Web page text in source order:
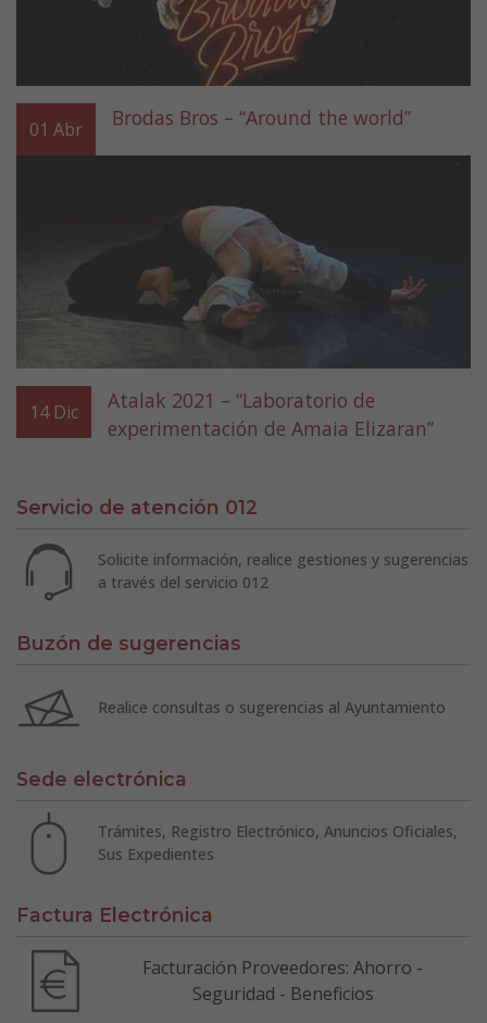
01 Abr Brodas Bros – “Around the world”
14 Dic
Atalak 2021 – “Laboratorio de
experimentación de Amaia Elizaran”
Servicio de atención 012
Solicite información, realice gestiones y sugerencias
a través del servicio 012
Buzón de sugerencias
Realice consultas o sugerencias al Ayuntamiento
Sede electrónica
Trámites, Registro Electrónico, Anuncios Oficiales,
Sus Expedientes
Factura Electrónica
Facturación Proveedores: Ahorro -
Seguridad - Beneficios